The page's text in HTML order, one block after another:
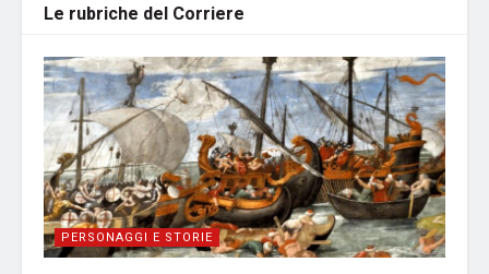
Le rubriche del Corriere
PERSONAGGI E STORIE